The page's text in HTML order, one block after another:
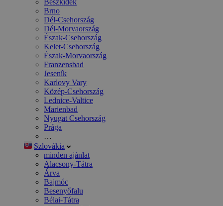
Beszkidek
Brno
Dél-Csehország
Dél-Morvaország
Észak-Csehország
Kelet-Csehország
Észak-Morvaország
Franzensbad
Jeseník
Karlovy Vary
Közép-Csehország
Lednice-Valtice
Marienbad
Nyugat Csehország
Prága
…
Szlovákia
minden ajánlat
Alacsony-Tátra
Árva
Bajmóc
Besenyőfalu
Bélai-Tátra